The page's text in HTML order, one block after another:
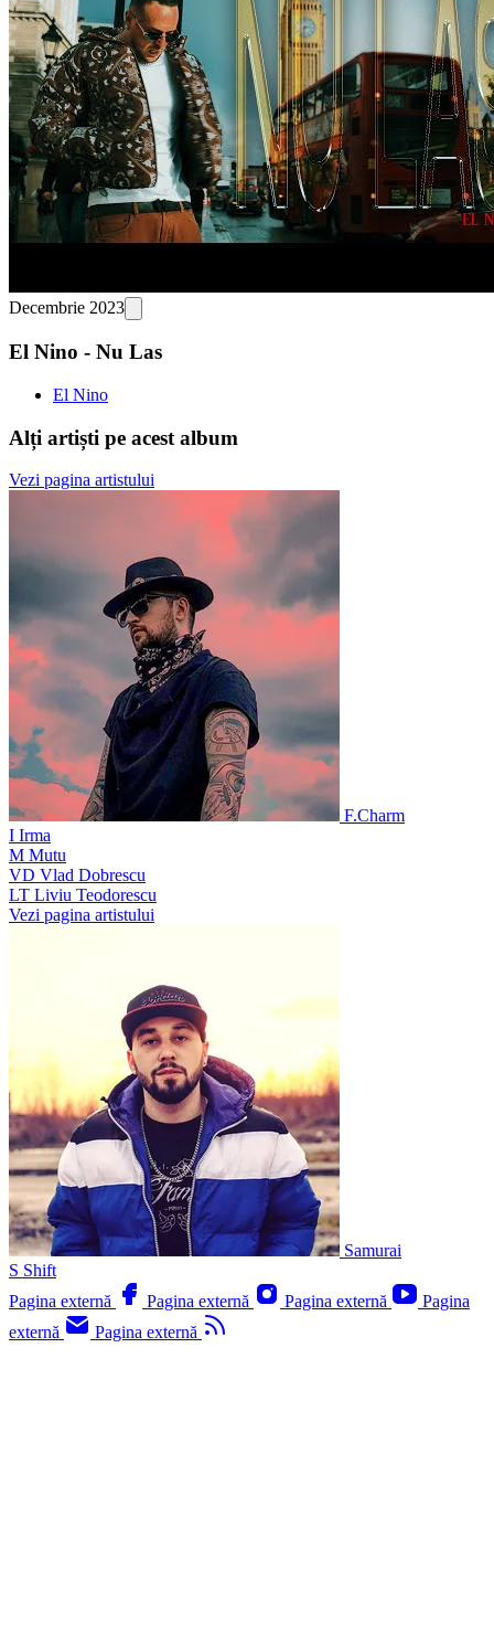
Decembrie 2023
El Nino - Nu Las
El Nino
Alți artiști pe acest album
Vezi pagina artistului
F.Charm
I Irma
M Mutu
VD Vlad Dobrescu
LT Liviu Teodorescu
Vezi pagina artistului
Samurai
S Shift
Pagina externă
Pagina externă Pagina externă
Pagina
externă
Pagina externă